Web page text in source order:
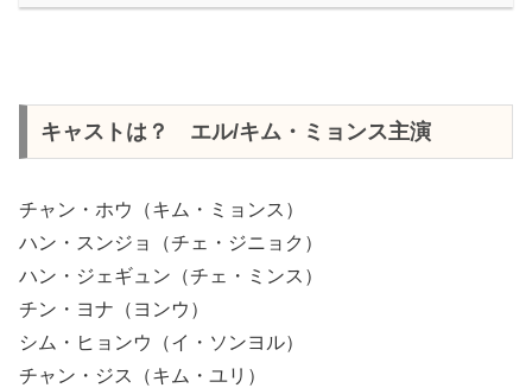
キャストは？ エル/キム・ミョンス主演
チャン・ホウ（キム・ミョンス）
ハン・スンジョ（チェ・ジニョク）
ハン・ジェギュン（チェ・ミンス）
チン・ヨナ（ヨンウ）
シム・ヒョンウ（イ・ソンヨル）
チャン・ジス（キム・ユリ）